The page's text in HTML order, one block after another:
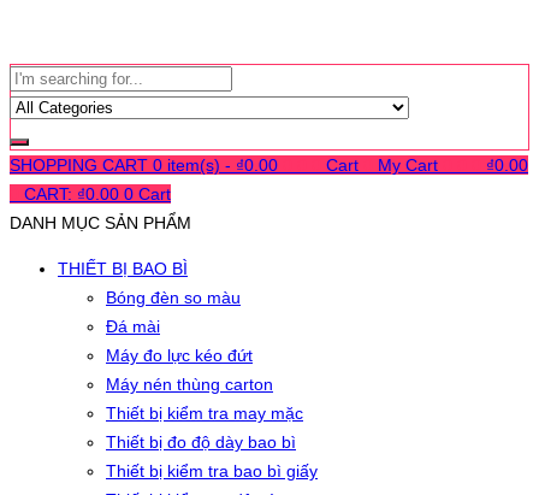
SHOPPING CART 0 item(s) - ₫0.00 Cart My Cart ₫0.00
CART: ₫0.00 0 Cart
DANH MỤC SẢN PHẨM
THIẾT BỊ BAO BÌ
Bóng đèn so màu
Đá mài
Máy đo lực kéo đứt
Máy nén thùng carton
Thiết bị kiểm tra may mặc
Thiết bị đo độ dày bao bì
Thiết bị kiểm tra bao bì giấy